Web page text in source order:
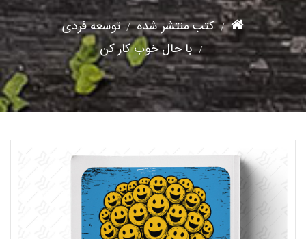
کتب منتشر شده
توسعه فردی
با حال خوب کار کن